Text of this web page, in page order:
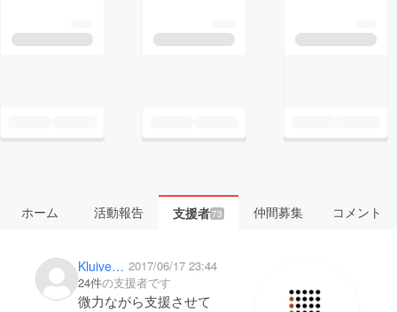
ホーム 活動報告 支援者73 仲間募集 コメント
KluiverterS 2017/06/17 23:44
24件の支援者です
微力ながら支援させて